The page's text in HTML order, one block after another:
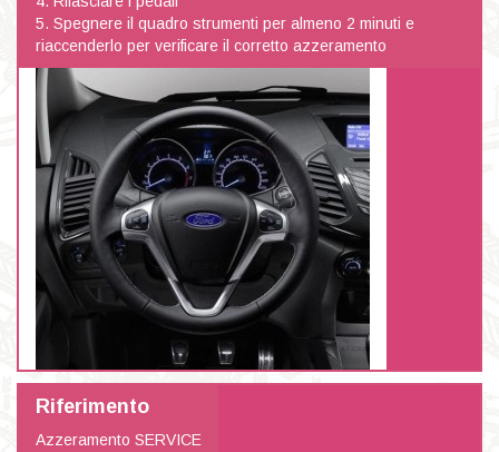
5. Spegnere il quadro strumenti per almeno 2 minuti e
riaccenderlo per verificare il corretto azzeramento
Riferimento
Azzeramento SERVICE